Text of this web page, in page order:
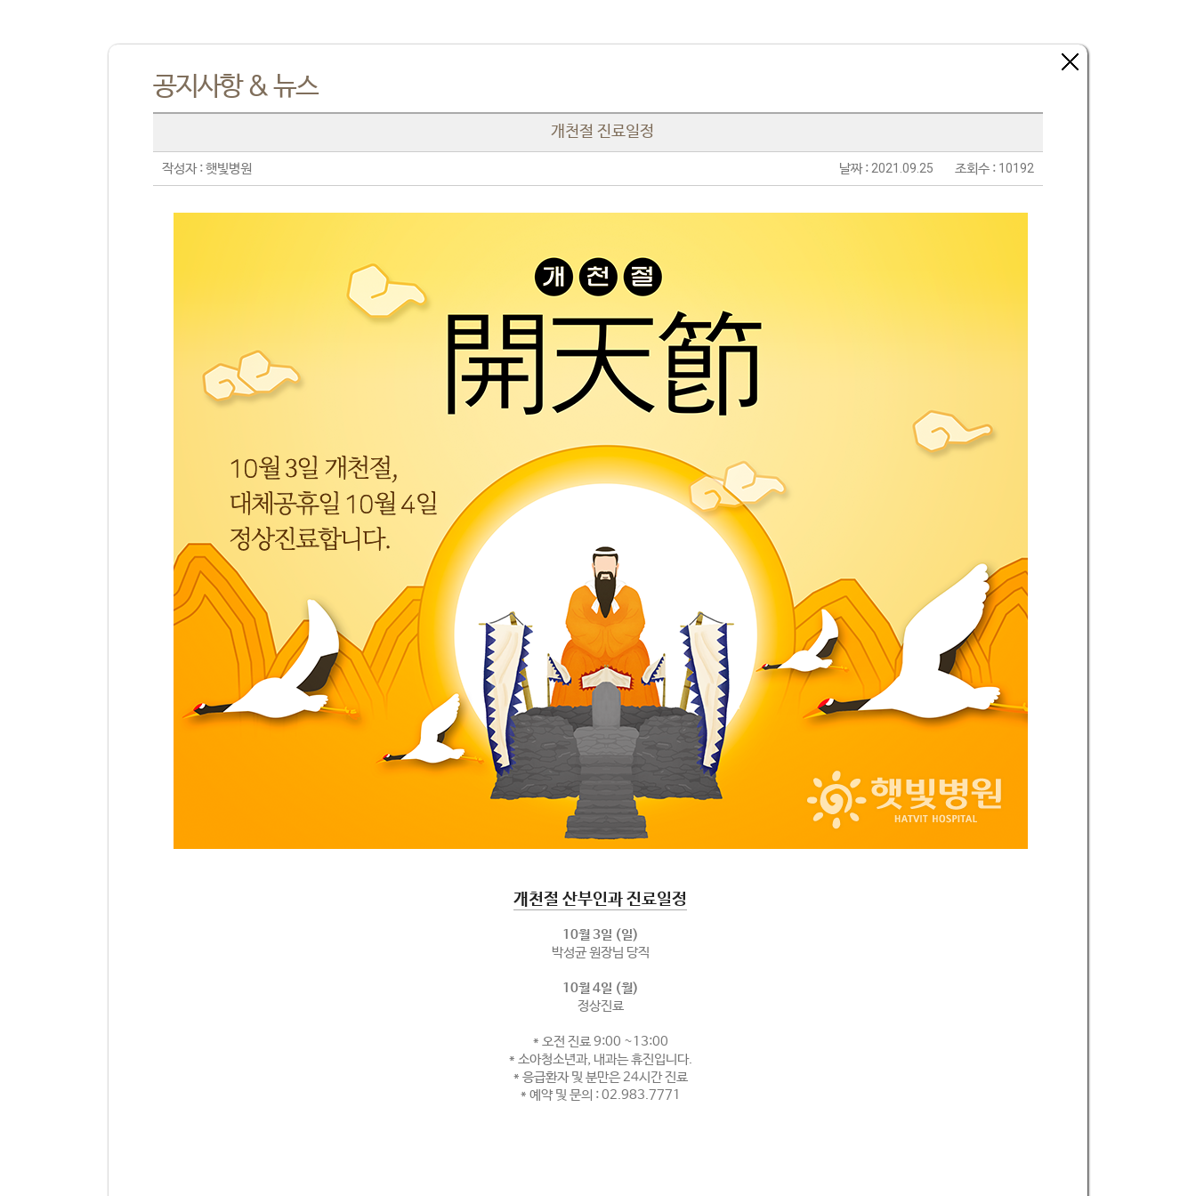
공지사항 & 뉴스
개천절 진료일정
작성자 : 햇빛병원 날짜 : 2021.09.25 조회수 : 10192
개천절 산부인과 진료일정
10월 3일 (일)
박성균 원장님 당직
10월 4일 (월)
정상진료
* 오전 진료 9:00 ~13:00
* 소아청소년과, 내과는 휴진입니다.
* 응급환자 및 분만은 24시간 진료
* 예약 및 문의 : 02.983.7771